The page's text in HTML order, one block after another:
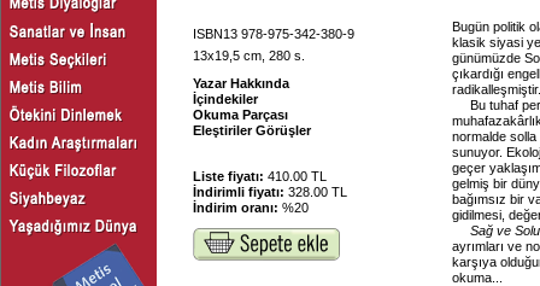
ISBN13 978-975-342-380-9
13x19,5 cm, 280 s.
Yazar Hakkında
İçindekiler
Okuma Parçası
Eleştiriler Görüşler
Liste fiyatı: 410.00 TL
İndirimli fiyatı: 328.00 TL
İndirim oranı: %20
Bugün politik
klasik siyasi
günümüzde
çıkardığı
radikalleşmiştir.
Bu tuhaf
normalde solla
sunuyor.
geçer
gelmiş bir
bağımsız bir
gidilmesi,
Sağ ve
ayrımları ve
karşıya
okuma...